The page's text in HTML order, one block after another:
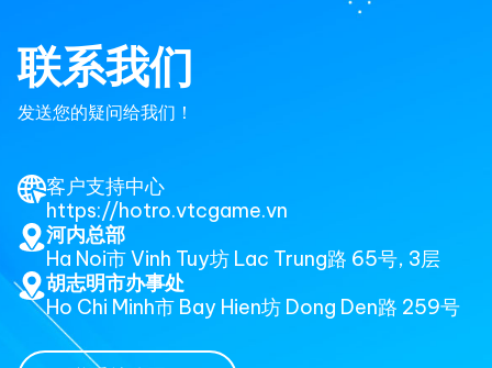
联系我们
发送您的疑问给我们！
客户支持中心
https://hotro.vtcgame.vn
河内总部
Ha Noi市 Vinh Tuy坊 Lac Trung路 65号, 3层
胡志明市办事处
Ho Chi Minh市 Bay Hien坊 Dong Den路 259号